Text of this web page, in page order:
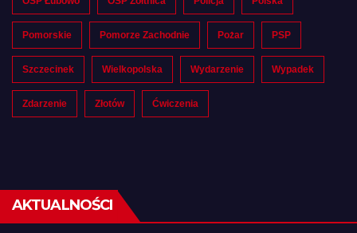
Pomorskie Pomorze Zachodnie Pożar PSP
Szczecinek Wielkopolska Wydarzenie Wypadek
Zdarzenie Złotów Ćwiczenia
AKTUALNOŚCI